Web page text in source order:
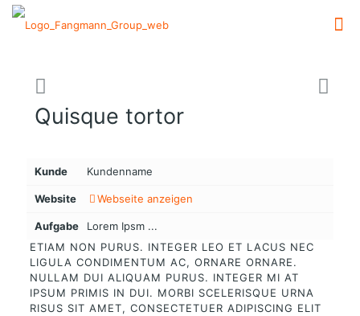
Quisque tortor
Kunde Kundenname
Website Webseite anzeigen
Aufgabe
Lorem Ipsm ...
ETIAM NON PURUS. INTEGER LEO ET LACUS NEC
LIGULA CONDIMENTUM AC, ORNARE ORNARE.
NULLAM DUI ALIQUAM PURUS. INTEGER MI AT
IPSUM PRIMIS IN DUI. MORBI SCELERISQUE URNA
RISUS SIT AMET, CONSECTETUER ADIPISCING ELIT